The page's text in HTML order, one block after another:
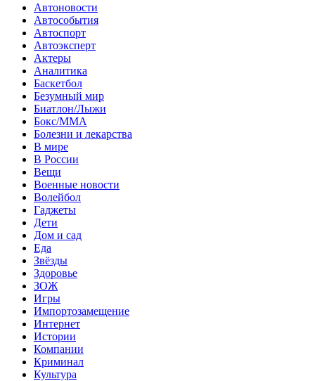
Автоновости
Автособытия
Автоспорт
Автоэксперт
Актеры
Аналитика
Баскетбол
Безумный мир
Биатлон/Лыжи
Бокс/MMA
Болезни и лекарства
В мире
В России
Вещи
Военные новости
Волейбол
Гаджеты
Дети
Дом и сад
Еда
Звёзды
Здоровье
ЗОЖ
Игры
Импортозамещение
Интернет
Истории
Компании
Криминал
Культура